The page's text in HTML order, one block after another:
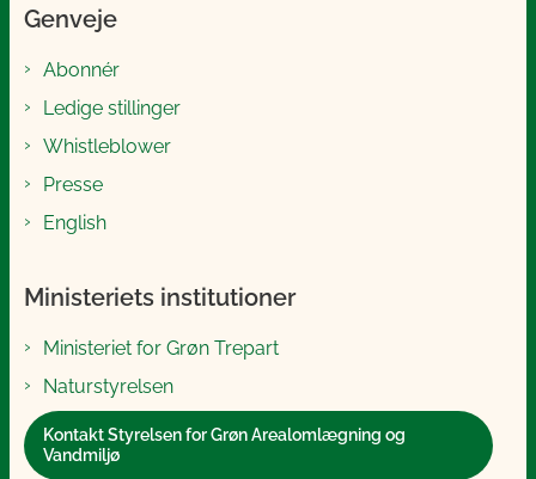
Genveje
Abonnér
Ledige stillinger
Whistleblower
Presse
English
Ministeriets institutioner
Ministeriet for Grøn Trepart
Naturstyrelsen
Kontakt Styrelsen for Grøn Arealomlægning og
Vandmiljø